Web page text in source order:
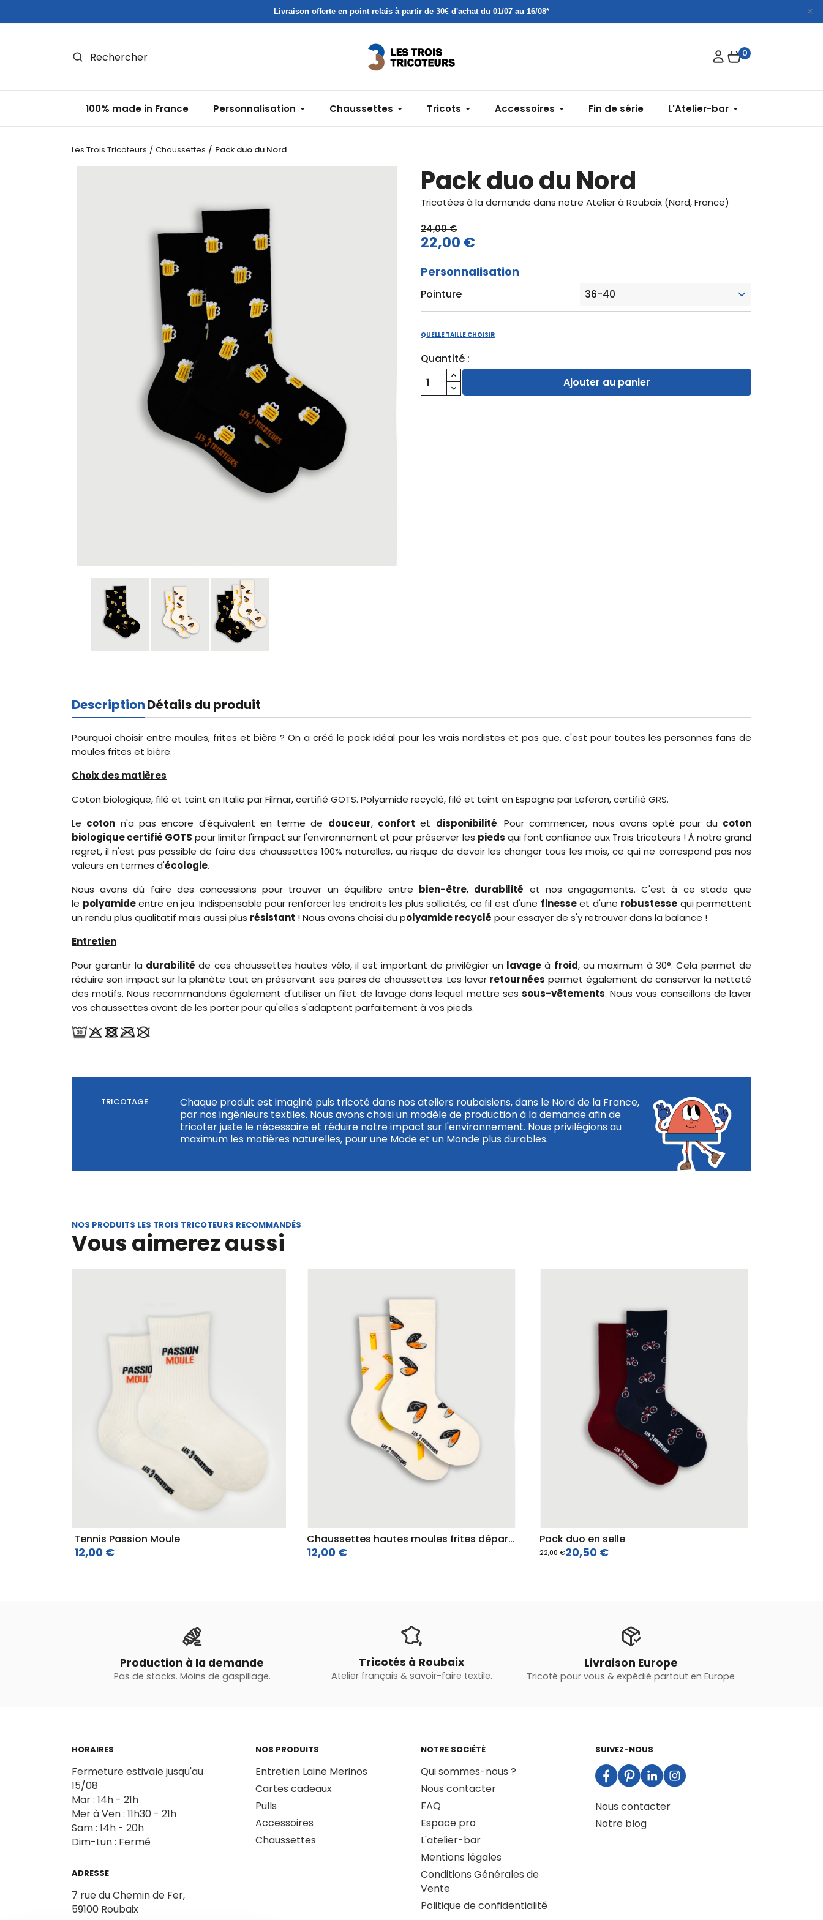
Livraison offerte en point relais à partir de 30€ d'achat du 01/07 au 16/08*
0
100% made in France Personnalisation Chaussettes Tricots Accessoires Fin de série L'Atelier-bar
Les Trois Tricoteurs Chaussettes Pack duo du Nord
Pack duo du Nord
Tricotées à la demande dans notre Atelier à Roubaix (Nord, France)
24,00 €
22,00 €
Personnalisation
Pointure
QUELLE TAILLE CHOISIR
Quantité :
Ajouter au panier
DescriptionDétails du produit
Pourquoi choisir entre moules, frites et bière ? On a créé le pack idéal pour les vrais nordistes et pas que, c'est pour toutes les personnes fans de
moules frites et bière.
Choix des matières
Coton biologique, filé et teint en Italie par Filmar, certifié GOTS. Polyamide recyclé, filé et teint en Espagne par Leferon, certifié GRS.
Le coton n'a pas encore d'équivalent en terme de douceur, confort et disponibilité. Pour commencer, nous avons opté pour du coton
biologique certifié GOTS pour limiter l'impact sur l'environnement et pour préserver les pieds qui font confiance aux Trois tricoteurs ! À notre grand
regret, il n'est pas possible de faire des chaussettes 100% naturelles, au risque de devoir les changer tous les mois, ce qui ne correspond pas nos
valeurs en termes d'écologie.
Nous avons dû faire des concessions pour trouver un équilibre entre bien-être, durabilité et nos engagements. C'est à ce stade que
le polyamideentre en jeu. Indispensable pour renforcer les endroits les plus sollicités, ce fil est d'une finesseet d'une robustesse qui permettent
un rendu plus qualitatif mais aussi plus résistant ! Nous avons choisi du polyamide recyclé pour essayer de s'y retrouver dans la balance !
Entretien
Pour garantir la durabilité de ces chaussettes hautes vélo, il est important de privilégier un lavage à froid, au maximum à 30°. Cela permet de
réduire son impact sur la planète tout en préservant ses paires de chaussettes. Les laver retournées permet également de conserver la netteté
des motifs. Nous recommandons également d'utiliser un filet de lavage dans lequel mettre ses sous-vêtements. Nous vous conseillons de laver
vos chaussettes avant de les porter pour qu'elles s'adaptent parfaitement à vos pieds.
TRICOTAGE
Chaque produit est imaginé puis tricoté dans nos ateliers roubaisiens, dans le Nord de la France,
par nos ingénieurs textiles. Nous avons choisi un modèle de production à la demande afin de
tricoter juste le nécessaire et réduire notre impact sur l'environnement. Nous privilégions au
maximum les matières naturelles, pour une Mode et un Monde plus durables.
NOS PRODUITS LES TROIS TRICOTEURS RECOMMANDÉS
Vous aimerez aussi
Tennis Passion Moule
12,00 €
Chaussettes hautes moules frites dépareillées
12,00 €
Pack duo en selle
22,00 €20,50 €
Production à la demande
Pas de stocks. Moins de gaspillage.
Tricotés à Roubaix
Atelier français & savoir-faire textile.
Livraison Europe
Tricoté pour vous & expédié partout en Europe
HORAIRES
Fermeture estivale jusqu'au
15/08
Mar : 14h - 21h
Mer à Ven : 11h30 - 21h
Sam : 14h - 20h
Dim-Lun : Fermé
ADRESSE
7 rue du Chemin de Fer,
59100 Roubaix
NOS PRODUITS
Entretien Laine Merinos
Cartes cadeaux
Pulls
Accessoires
Chaussettes
NOTRE SOCIÉTÉ
Qui sommes-nous ?
Nous contacter
FAQ
Espace pro
L'atelier-bar
Mentions légales
Conditions Générales de
Vente
Politique de confidentialité
SUIVEZ-NOUS
Nous contacter
Notre blog